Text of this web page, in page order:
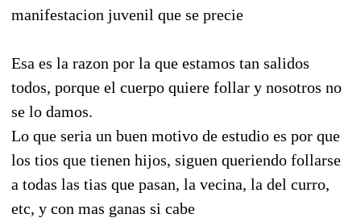
manifestacion juvenil que se precie
Esa es la razon por la que estamos tan salidos
todos, porque el cuerpo quiere follar y nosotros no
se lo damos.
Lo que seria un buen motivo de estudio es por que
los tios que tienen hijos, siguen queriendo follarse
a todas las tias que pasan, la vecina, la del curro,
etc, y con mas ganas si cabe